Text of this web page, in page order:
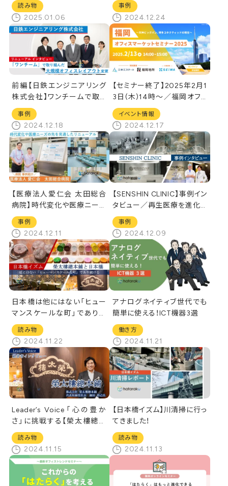
読み物
2025.01.06
IZIA KOKURA」
事例
2024.12.24
前編【日鉄エンジニアリング
株式会社】ワンチームで取り
組んだ大規模オフィスレイア
ウト変更
事例
2024.12.18
【セミナー終了】2025年2月1
3日(木)14時～／福岡オフィ
スマーケットセミナー2025
イベント情報
2024.12.17
【医療法人愛仁会 太田総合
病院】時代変化や医療ニーズ
の先を見通した選ばれる病院
への大規模リニューアル！
事例
2024.12.11
【SENSHIN CLINIC】事例イン
タビュー／再生医療を進化さ
せる、世界に類を見ない新た
な医療施設への挑戦
事例
2024.12.09
日本橋は他にはない「ヒュー
マンスケールな町」であり続
ける
読み物
2024.11.22
アナログネイティブ世代でも
簡単に使える！ICT機器3選
働き方
2024.11.21
Leader’s Voice「心の豊か
さ」に挑戦する【榮太樓總本
鋪】
読み物
2024.11.15
【日本橋イズム】川清掃に行っ
てきました！
読み物
2024.11.13